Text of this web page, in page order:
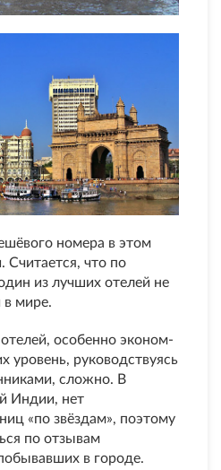
номера в этом
Считается, что по
из лучших отелей не
в мире.
особенно эконом-
уровень, руководствуясь
сложно. В
Индии, нет
«по звёздам», поэтому
по отзывам
в городе.